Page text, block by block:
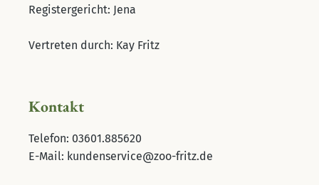
Registergericht: Jena
Vertreten durch: Kay Fritz
Kontakt
Telefon: 03601.885620
E-Mail: kundenservice@zoo-fritz.de